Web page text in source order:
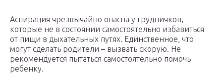
Аспирация чрезвычайно опасна у грудничков,
которые не в состоянии самостоятельно избавиться
от пищи в дыхательных путях. Единственное, что
могут сделать родители – вызвать скорую. Не
рекомендуется пытаться самостоятельно помочь
ребенку.